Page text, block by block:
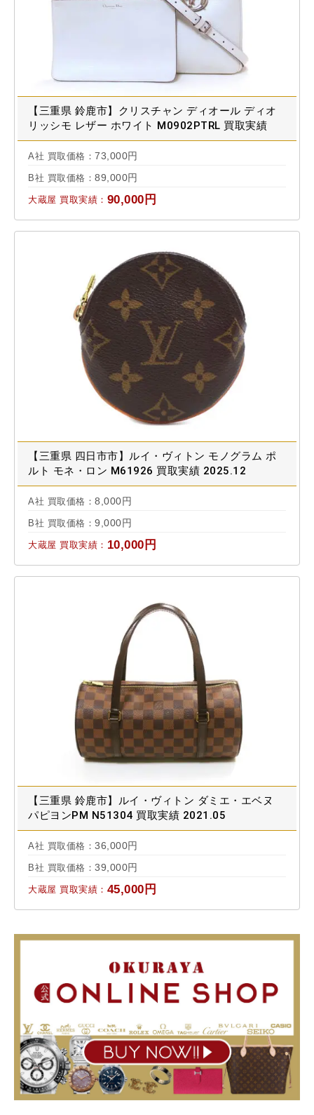
【三重県 鈴鹿市】クリスチャン ディオール ディオ
リッシモ レザー ホワイト M0902PTRL 買取実績
2024.11
A社 買取価格： 73,000円
B社 買取価格： 89,000円
大蔵屋 買取実績： 90,000円
【三重県 四日市市】ルイ・ヴィトン モノグラム ポ
ルト モネ・ロン M61926 買取実績 2025.12
A社 買取価格： 8,000円
B社 買取価格： 9,000円
大蔵屋 買取実績： 10,000円
【三重県 鈴鹿市】ルイ・ヴィトン ダミエ・エベヌ
パピヨンPM N51304 買取実績 2021.05
A社 買取価格： 36,000円
B社 買取価格： 39,000円
大蔵屋 買取実績： 45,000円